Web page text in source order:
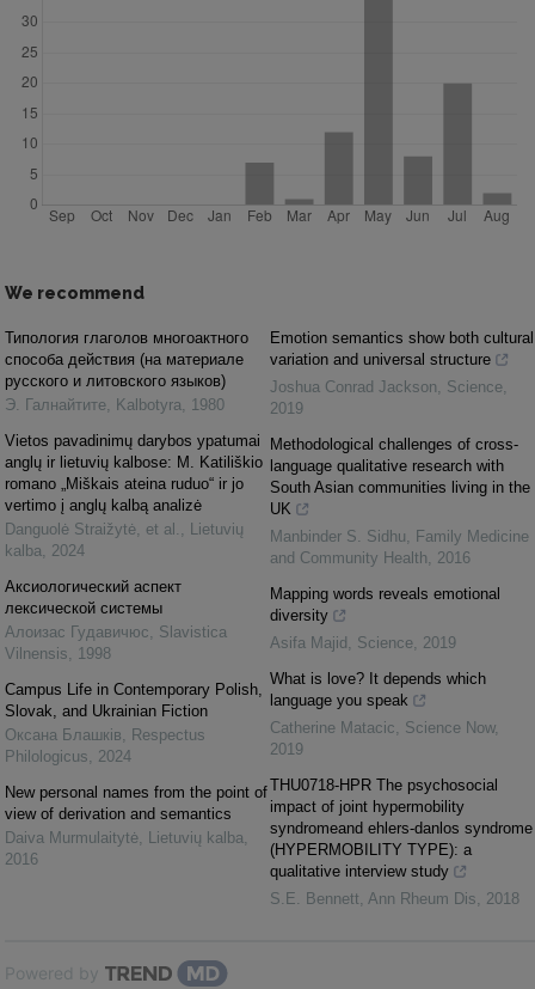
We recommend
Типология глаголов многоактного
cпособа действия (на материале
русского и литовского языков)
Э. Галнайтите
Kalbotyra
1980
Vietos pavadinimų darybos ypatumai
anglų ir lietuvių kalbose: M. Katiliškio
romano „Miškais ateina ruduo“ ir jo
vertimo į anglų kalbą analizė
Danguolė Straižytė, et al.
Lietuvių
kalba
2024
Аксиологический аспект
лексической системы
Алоизас Гудавичюс
Slavistica
Vilnensis
1998
Campus Life in Contemporary Polish,
Slovak, and Ukrainian Fiction
Оксана Блашків
Respectus
Philologicus
2024
New personal names from the point of
view of derivation and semantics
Daiva Murmulaitytė
Lietuvių kalba
2016
Emotion semantics show both cultural
variation and universal structure
Joshua Conrad Jackson
Science
2019
Methodological challenges of cross-
language qualitative research with
South Asian communities living in the
UK
Manbinder S. Sidhu
Family Medicine
and Community Health
2016
Mapping words reveals emotional
diversity
Asifa Majid
Science 2019
What is love? It depends which
language you speak
Catherine Matacic
Science Now,
2019
THU0718-HPR The psychosocial
impact of joint hypermobility
syndromeand ehlers-danlos syndrome
(HYPERMOBILITY TYPE): a
qualitative interview study
S.E. Bennett Ann Rheum Dis 2018
Powered by